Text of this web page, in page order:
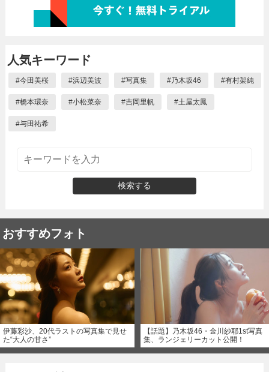
人気キーワード
#今田美桜 #浜辺美波 #写真集 #乃木坂46 #有村架純
#橋本環奈 #小松菜奈 #吉岡里帆 #土屋太鳳
#与田祐希
検索する
おすすめフォト
伊藤彩沙、20代ラストの写真集で見せ
た“大人の甘さ”
【話題】乃木坂46・金川紗耶1st写真
集、ランジェリーカット公開！